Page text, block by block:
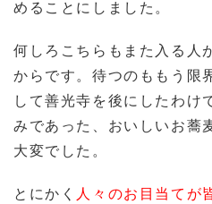
めることにしました。
何しろこちらもまた入る人
からです。待つのももう限
して善光寺を後にしたわけ
みであった、おいしいお蕎
大変でした。
とにかく 人々のお目当てが